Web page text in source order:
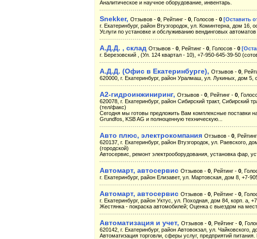
Аналитическое и научное оборудование, инвентарь.
Snekker, Отзывов - 0 , Рейтинг - 0 , Голосов - 0 [Оставить
г. Екатеринбург, район Втузгородок, ул. Коминтерна, дом 16,
Услуги по установке и обслуживанию вендинговых
А.Д.Д. , склад Отзывов - 0 , Рейтинг - 0 , Голосов - 0
г. Березовский , (Ул. 124 квартал - 10), +7-950-645-39-50
А.Д.Д. (Офис в Екатеринбурге), Отзывов - 0 ,
620000, г. Екатеринбург, район Уралмаш, ул. Лукиных, дом
А2-гидроинжиниринг, Отзывов - 0 , Рейтинг - 0 ,
620078, г. Екатеринбург, район Сибирский тракт, Сибирский
(тел/факс)
Сегодня мы готовы предложить Вам комплексные поставки
Grundfos, KSB AG и полноценную техническую...
Авто плюс, электрокомпания Отзывов - 0 ,
620137, г. Екатеринбург, район Втузгородок, ул. Раевского,
(городской)
Автосервис, ремонт электрооборудования, установка фар,
Автомарт, автосервис Отзывов - 0 , Рейтинг - 0 ,
г. Екатеринбург, район Елизавет, ул. Мартовская, дом 8, +7-
Автомарт, автосервис Отзывов - 0 , Рейтинг - 0 ,
г. Екатеринбург, район Уктус, ул. Походная, дом 84, корп. а,
Жестянка - покраска автомобилей; Оценка с выездом на
Автоматизация и учет, Отзывов - 0 , Рейтинг - 0 ,
620142, г. Екатеринбург, район Автовокзал, ул. Чайковского,
Автоматизация торговли, сферы услуг, предприятий